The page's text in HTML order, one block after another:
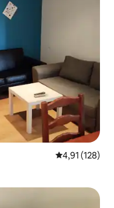
Gemiddelde
4,91 (128)